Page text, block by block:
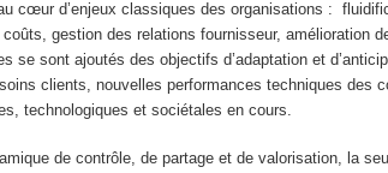
cœur d’enjeux classiques des organisations :
gestion des relations fournisseur, amélioration
se sont ajoutés des objectifs d’adaptation et
clients, nouvelles performances techniques des
technologiques et sociétales en cours.
de contrôle, de partage et de valorisation, la